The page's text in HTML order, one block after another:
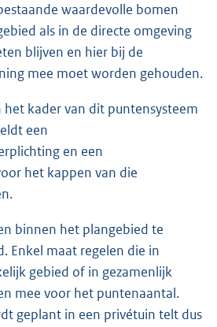
waardevolle bomen
als in de directe omgeving
blijven en hier bij de
mee moet worden gehouden.
kader van dit puntensysteem
een
en een
het kappen van die
binnen het plangebied te
Enkel maat regelen die in
gebied of in gezamenlijk
mee voor het puntenaantal.
geplant in een privétuin telt dus